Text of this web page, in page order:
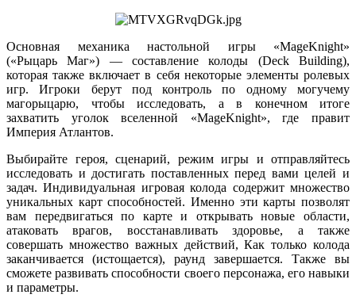
Основная механика настольной игры «MageKnight»
(«Рыцарь Маг») — составление колоды (Deck Building),
которая также включает в себя некоторые элементы ролевых
игр. Игроки берут под контроль по одному могучему
магорыцарю, чтобы исследовать, а в конечном итоге
захватить уголок вселенной «MageKnight», где правит
Империя Атлантов.
Выбирайте героя, сценарий, режим игры и отправляйтесь
исследовать и достигать поставленных перед вами целей и
задач. Индивидуальная игровая колода содержит множество
уникальных карт способностей. Именно эти карты позволят
вам передвигаться по карте и открывать новые области,
атаковать врагов, восстанавливать здоровье, а также
совершать множество важных действий, Как только колода
заканчивается (истощается), раунд завершается. Также вы
сможете развивать способности своего персонажа, его навыки
и параметры.